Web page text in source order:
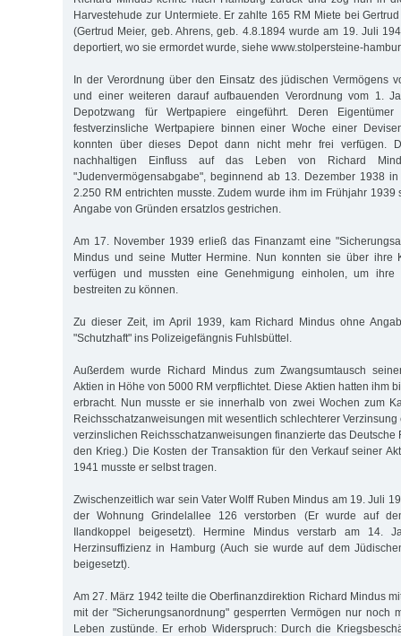
Harvestehude zur Untermiete. Er zahlte 165 RM Miete bei
(Gertrud Meier, geb. Ahrens, geb. 4.8.1894 wurde am 19. Juli
deportiert, wo sie ermordet wurde, siehe www.stolpersteine-
In der Verordnung über den Einsatz des jüdischen Vermögens
und einer weiteren darauf aufbauenden Verordnung vom 1.
Depotzwang für Wertpapiere eingeführt. Deren
festverzinsliche Wertpapiere binnen einer Woche einer
konnten über dieses Depot dann nicht mehr frei verfügen.
nachhaltigen Einfluss auf das Leben von Richard
"Judenvermögensabgabe", beginnend ab 13. Dezember 1938
2.250 RM entrichten musste. Zudem wurde ihm im Frühjahr 1939
Angabe von Gründen ersatzlos gestrichen.
Am 17. November 1939 erließ das Finanzamt eine
Mindus und seine Mutter Hermine. Nun konnten sie über ihre
verfügen und mussten eine Genehmigung einholen, um ihre
bestreiten zu können.
Zu dieser Zeit, im April 1939, kam Richard Mindus ohne
"Schutzhaft" ins Polizeigefängnis Fuhlsbüttel.
Außerdem wurde Richard Mindus zum Zwangsumtausch
Aktien in Höhe von 5000 RM verpflichtet. Diese Aktien hatten ihm
erbracht. Nun musste er sie innerhalb von zwei Wochen zum
Reichsschatzanweisungen mit wesentlich schlechterer
verzinslichen Reichsschatzanweisungen finanzierte das Deutsche
den Krieg.) Die Kosten der Transaktion für den Verkauf seiner
1941 musste er selbst tragen.
Zwischenzeitlich war sein Vater Wolff Ruben Mindus am 19. Juli
der Wohnung Grindelallee 126 verstorben (Er wurde auf
Ilandkoppel beigesetzt). Hermine Mindus verstarb am 14.
Herzinsuffizienz in Hamburg (Auch sie wurde auf dem
beigesetzt).
Am 27. März 1942 teilte die Oberfinanzdirektion Richard Mindus
mit der "Sicherungsanordnung" gesperrten Vermögen nur noch
Leben zustünde. Er erhob Widerspruch: Durch die